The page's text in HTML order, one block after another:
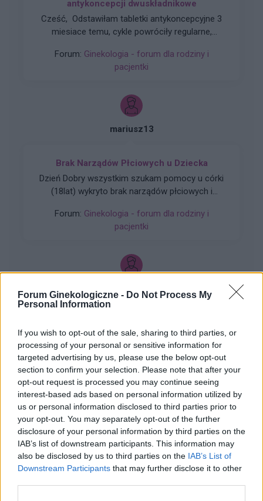
Forum Ginekologiczne - Do Not Process My
Personal Information
If you wish to opt-out of the sale, sharing to third parties, or
processing of your personal or sensitive information for
targeted advertising by us, please use the below opt-out
section to confirm your selection. Please note that after your
opt-out request is processed you may continue seeing
interest-based ads based on personal information utilized by
us or personal information disclosed to third parties prior to
your opt-out. You may separately opt-out of the further
disclosure of your personal information by third parties on the
IAB’s list of downstream participants. This information may
also be disclosed by us to third parties on the IAB’s List of
Downstream Participants that may further disclose it to other
antykoncepcji dwuskładnikowe
Cześć, Odstawiłam tabletki antykoncepcyjne 3
miesiace temu, cykle powróciły regularne,
zwiększone wypadanie włosów oraz pieczenie
skory glowy przy dotyku. Kiedy u Was po
zmniejszyło wypadanie włosów? Też miałyście
takie problemy?
Forum: Ginekologia - forum dla rodziny i
pacjentki
mariusz13
Brak Narządów Płciowych u Dziecka
Dzień Dobry wszystkim szukam pomocy u córki
(18lat) wykryto brak narządów płciowych i
plastyka namiary godnego polecenia nie za
miliony Dziękuję
Forum: Ginekologia - forum dla rodziny i
pacjentki
gość
Bielactwo warg sromowych
Forum:Ginekologia - forum dla rodziny i
pacjentki
tosiapolak
Osocze bogatoplytkowe
Cześć, Z różnymi infekcjami intymnymi